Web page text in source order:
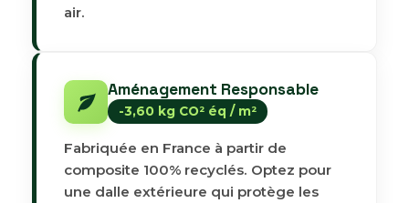
air.
Aménagement Responsable
-3,60 kg CO² éq / m²
Fabriquée en France à partir de
composite 100% recyclés. Optez pour
une dalle extérieure qui protège les